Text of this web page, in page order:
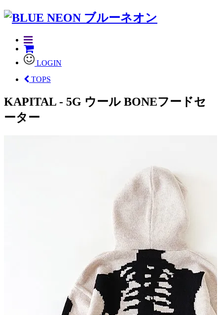
LOGIN
TOPS
KAPITAL - 5G ウール BONEフードセ
ーター